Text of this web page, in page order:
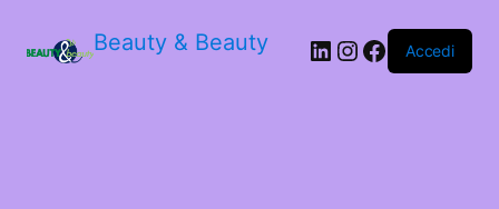
Beauty & Beauty LinkedIn
Instagram
Facebook
Accedi